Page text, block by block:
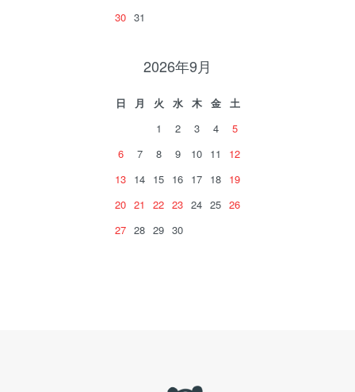
30 31
2026年9月
日 月 火 水 木 金
土
1
2 3 4
5
6
7 8 9 10 11
12
13 14 15 16 17 18 19
20 21 22 23 24 25 26
27 28 29 30